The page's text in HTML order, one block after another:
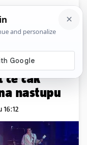
Komentari
doći sa
će čak
nastupu
16:12